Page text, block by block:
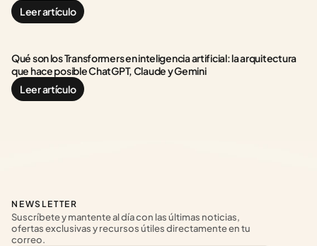
Leer artículo
Qué son los Transformers en inteligencia artificial: la arquitectura
que hace posible ChatGPT, Claude y Gemini
Leer artículo
NEWSLETTER
Suscríbete y mantente al día con las últimas noticias,
ofertas exclusivas y recursos útiles directamente en tu
correo.